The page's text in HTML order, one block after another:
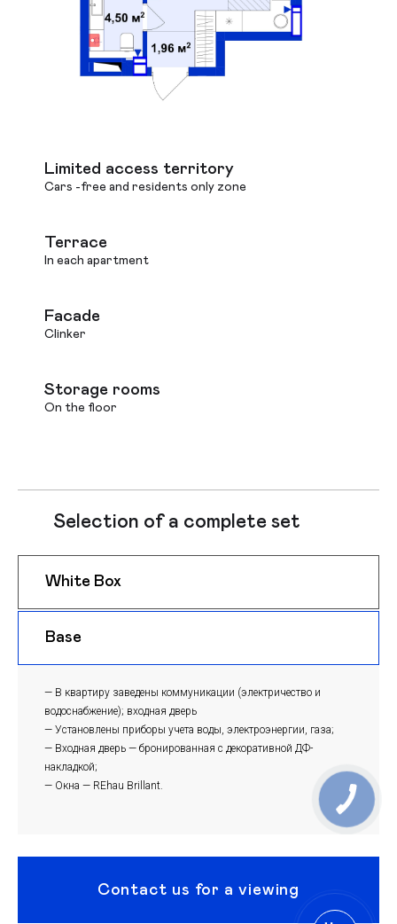
Limited access territory
Cars -free and residents only zone
Terrace
In each apartment
Facade
Clinker
Storage rooms
On the floor
Selection of a complete set
White Box
Base
— В квартиру заведены коммуникации (электричество и
водоснабжение); входная дверь
— Установлены приборы учета воды, электроэнергии, газа;
— Входная дверь — бронированная с декоративной ДФ-
накладкой;
— Окна — REhau Brillant.
Contact us for a viewing